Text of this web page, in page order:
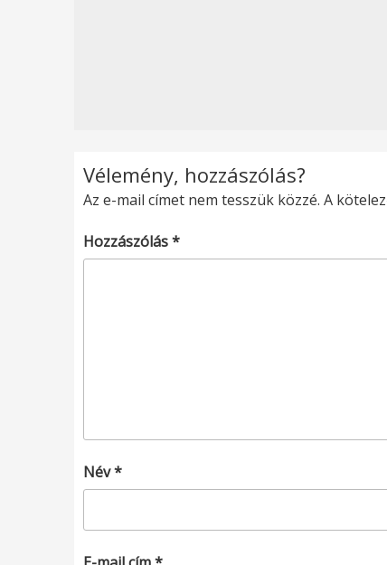
Vélemény, hozzászólás?
Az e-mail címet nem tesszük közzé. A
Hozzászólás*
Név*